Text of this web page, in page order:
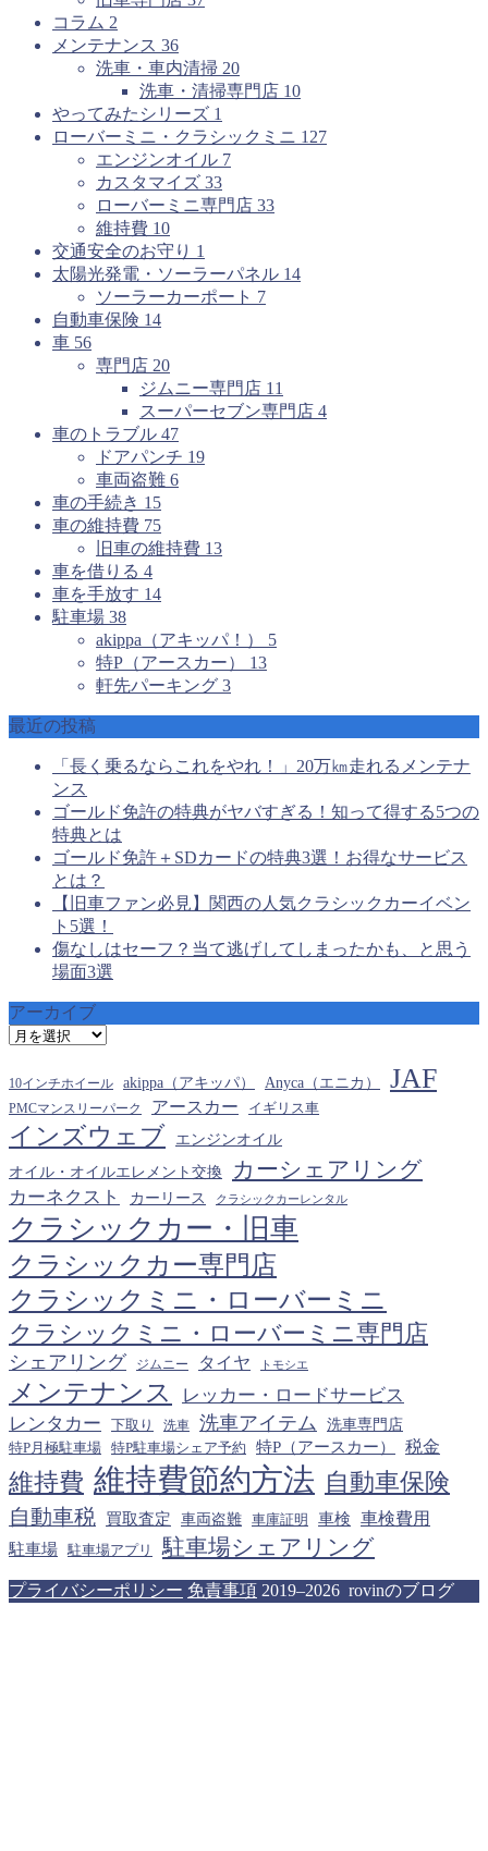
コラム 2
メンテナンス 36
洗車・車内清掃 20
洗車・清掃専門店 10
やってみたシリーズ 1
ローバーミニ・クラシックミニ 127
エンジンオイル 7
カスタマイズ 33
ローバーミニ専門店 33
維持費 10
交通安全のお守り 1
太陽光発電・ソーラーパネル 14
ソーラーカーポート 7
自動車保険 14
車 56
専門店 20
ジムニー専門店 11
スーパーセブン専門店 4
車のトラブル 47
ドアパンチ 19
車両盗難 6
車の手続き 15
車の維持費 75
旧車の維持費 13
車を借りる 4
車を手放す 14
駐車場 38
akippa（アキッパ！） 5
特P（アースカー） 13
軒先パーキング 3
最近の投稿
「長く乗るならこれをやれ！」20万㎞走れるメンテナ
ンス
ゴールド免許の特典がヤバすぎる！知って得する5つの
特典とは
ゴールド免許＋SDカードの特典3選！お得なサービス
とは？
【旧車ファン必見】関西の人気クラシックカーイベン
ト5選！
傷なしはセーフ？当て逃げしてしまったかも、と思う
場面3選
アーカイブ
ア
カ
イ
ブ
10インチホイール akippa（アキッパ） Anyca（エニカ） JAF
PMCマンスリーパーク アースカー イギリス車
インズウェブ エンジンオイル
オイル・オイルエレメント交換 カーシェアリング
カーネクスト カーリース クラシックカーレンタル
クラシックカー・旧車
クラシックカー専門店
クラシックミニ・ローバーミニ
クラシックミニ・ローバーミニ専門店
シェアリング ジムニー タイヤ トモシエ
メンテナンス
レッカー・ロードサービス
レンタカー
下取り 洗車 洗車アイテム
洗車専門店
特P月極駐車場
特P駐車場シェア予約 特P（アースカー） 税金
維持費 維持費節約方法 自動車保険
自動車税 買取査定 車両盗難 車庫証明 車検 車検費用
駐車場 駐車場アプリ 駐車場シェアリング
プライバシーポリシー 免責事項 2019–2026 rovinのブログ